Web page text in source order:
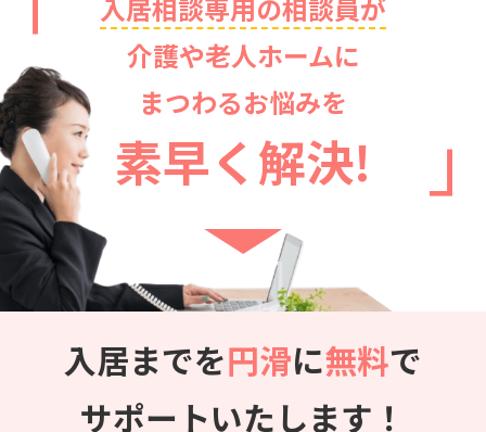
入居相談専用の相談員が
介護や老人ホームに
まつわるお悩みを
素早く解決!
入居までを円滑に無料で
サポートいたします！